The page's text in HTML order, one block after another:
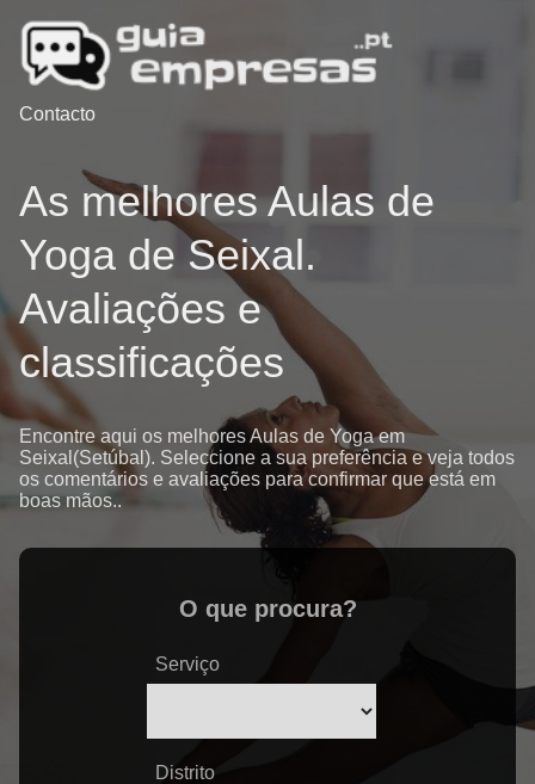
Contacto
As melhores Aulas de
Yoga de Seixal.
Avaliações e
classificações
Encontre aqui os melhores Aulas de Yoga em
Seixal(Setúbal). Seleccione a sua preferência e veja todos
os comentários e avaliações para confirmar que está em
boas mãos..
O que procura?
Serviço
Distrito